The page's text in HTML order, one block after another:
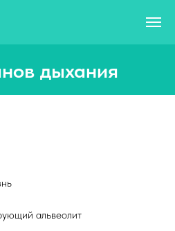
дыхания
альвеолит